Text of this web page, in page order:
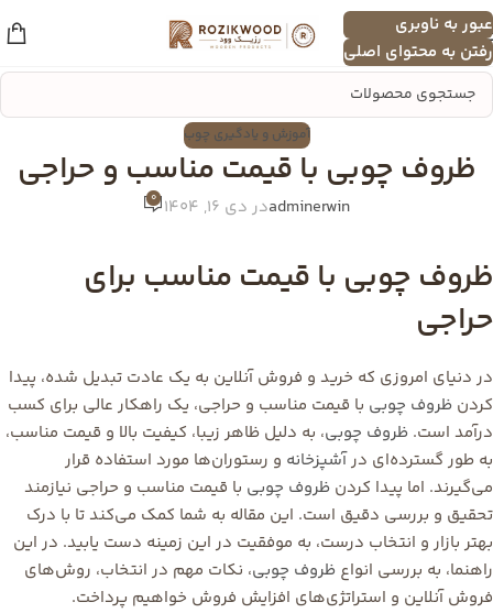
عبور به ناوبری
رفتن به محتوای اصلی
منو
آموزش و یادگیری چوب
ظروف چوبی با قیمت مناسب و حراجی
adminerwinدر دی 16, 1404 0
ظروف چوبی با قیمت مناسب برای
حراجی
در دنیای امروزی که خرید و فروش آنلاین به یک عادت تبدیل شده، پیدا
کردن ظروف چوبی با قیمت مناسب و حراجی، یک راهکار عالی برای کسب
درآمد است. ظروف چوبی، به دلیل ظاهر زیبا، کیفیت بالا و قیمت مناسب،
به طور گسترده‌ای درآشپزخانه و رستوران‌ها مورد استفاده قرار
می‌گیرند. اما پیدا کردن ظروف چوبی با قیمت مناسب و حراجی نیازمند
تحقیق و بررسی دقیق است. این مقاله به شما کمک می‌کند تا با درک
بهتر بازار و انتخاب درست، به موفقیت در این زمینه دست یابید. در این
راهنما، به بررسی انواع ظروف چوبی، نکات مهم در انتخاب، روش‌های
فروش آنلاین و استراتژی‌های افزایش فروش خواهیم پرداخت.